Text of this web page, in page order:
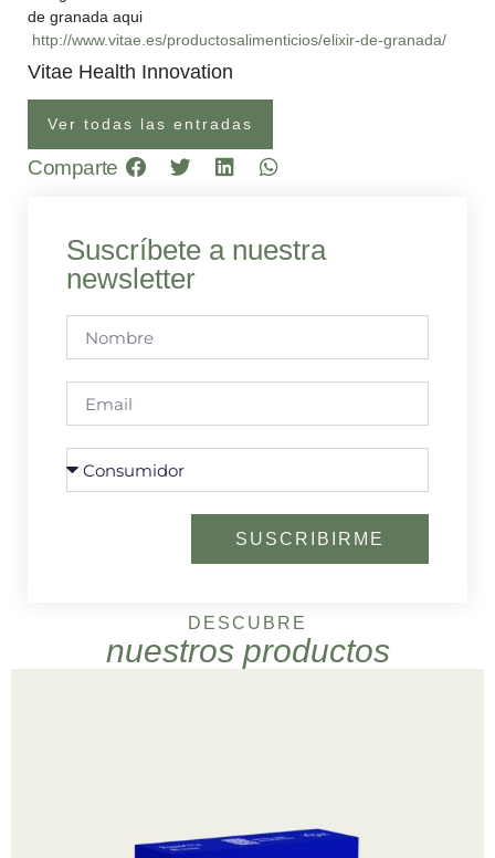
de granada aqui
http://www.vitae.es/productosalimenticios/elixir-de-granada/
Vitae Health Innovation
Ver todas las entradas
Comparte
Suscríbete a nuestra
newsletter
SUSCRIBIRME
DESCUBRE
nuestros productos